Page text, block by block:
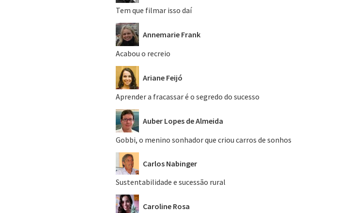
Tem que filmar isso daí
Annemarie Frank
Acabou o recreio
Ariane Feijó
Aprender a fracassar é o segredo do sucesso
Auber Lopes de Almeida
Gobbi, o menino sonhador que criou carros de sonhos
Carlos Nabinger
Sustentabilidade e sucessão rural
Caroline Rosa